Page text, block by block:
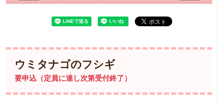
暮らし学アカデミーをシェア
ウミタナゴのフシギ
要申込（定員に達し次第受付終了）